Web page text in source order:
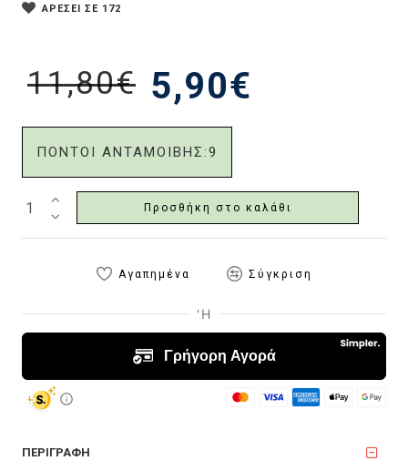
5,90€
11,80€
ΠΟΝΤΟΙ ΑΝΤΑΜΟΙΒΗΣ:9
ΑΡΕΣΕΙ ΣΕ 172
Προσθήκη στο καλάθι
Αγαπημένα Σύγκριση
ΠΕΡΙΓΡΑΦΗ